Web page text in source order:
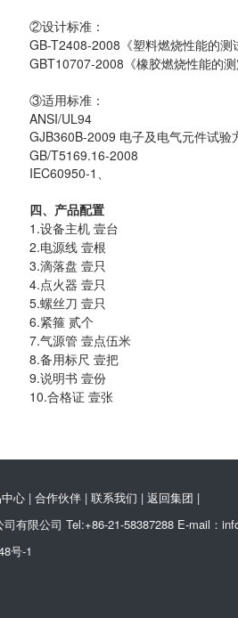
②设计标准：
GB-T2408-2008《塑料燃烧性能的测
GBT10707-2008《橡胶燃烧性能的
③适用标准：
ANSI/UL94
GJB360B-2009 电子及电气元件试验
GB/T5169.16-2008
IEC60950-1、
四、产品配置
1.设备主机 壹台
2.电源线 壹根
3.滴落盘 壹只
4.点火器 壹只
5.螺丝刀 壹只
6.紧箍 贰个
7.气源管 壹点伍米
8.备用标尺 壹把
9.说明书 壹份
10.合格证 壹张
心 | 合作伙伴 | 联系我们 | 返回集团 |
有限公司 Tel:+86-21-58387288 E-mail：
号-1